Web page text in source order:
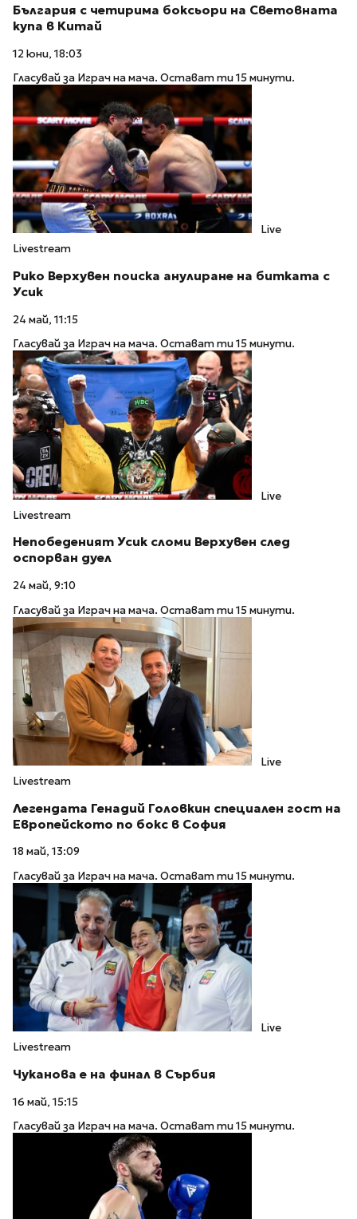
България с четирима боксьори на Световната
купа в Китай
12 юни, 18:03
Гласувай за Играч на мача. Остават ти 15 минути.
Live
Livestream
Рико Верхувен поиска анулиране на битката с
Усик
24 май, 11:15
Гласувай за Играч на мача. Остават ти 15 минути.
Live
Livestream
Непобеденият Усик сломи Верхувен след
оспорван дуел
24 май, 9:10
Гласувай за Играч на мача. Остават ти 15 минути.
Live
Livestream
Легендата Генадий Головкин специален гост на
Европейското по бокс в София
18 май, 13:09
Гласувай за Играч на мача. Остават ти 15 минути.
Live
Livestream
Чуканова е на финал в Сърбия
16 май, 15:15
Гласувай за Играч на мача. Остават ти 15 минути.